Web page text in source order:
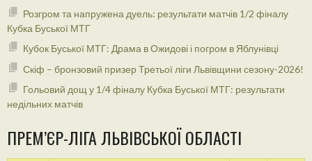
Розгром та напружена дуель: результати матчів 1/2 фіналу
Кубка Буської МТГ
Кубок Буської МТГ: Драма в Ожидові і погром в Яблунівці
Скіф – бронзовий призер Третьої ліги Львівщини сезону-2026!
Гольовий дощ у 1/4 фіналу Кубка Буської МТГ: результати
недільних матчів
ПРЕМ’ЄР-ЛІГА ЛЬВІВСЬКОЇ ОБЛАСТІ